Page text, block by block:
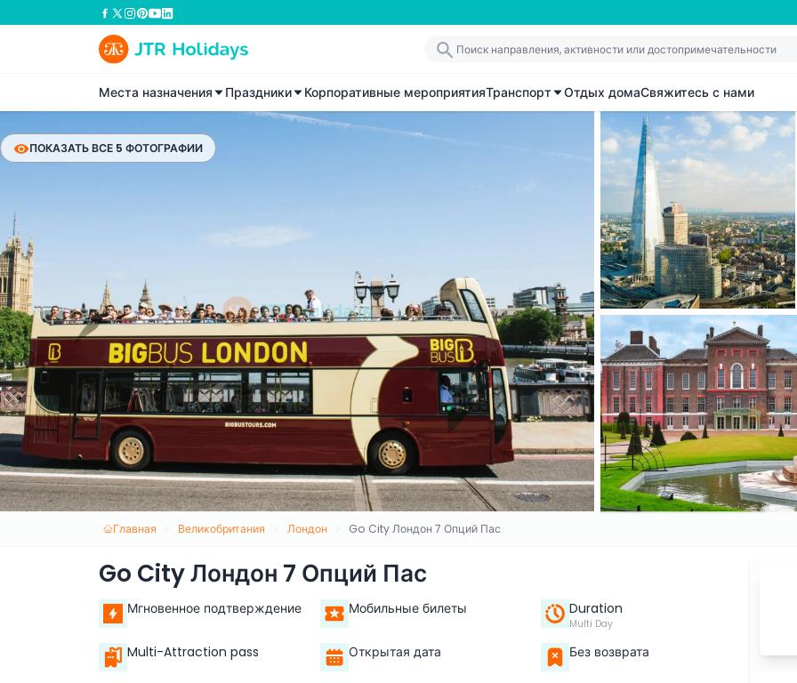
Места назначения Праздники Корпоративные мероприятияТранспорт Отдых домаСвяжитесь с нами
ПОКАЗАТЬ ВСЕ 5 ФОТОГРАФИИ
Главная Великобритания Лондон Go City Лондон 7 Опций Пас
Go City Лондон 7 Опций Пас
Мгновенное подтверждение Мобильные билеты Duration
Multi Day
Multi-Attraction pass Открытая дата Без возврата